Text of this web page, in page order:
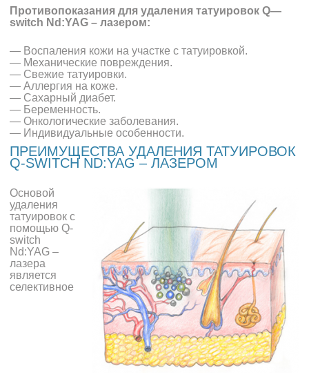
Противопоказания для удаления татуировокQ—
switch Nd :YAG – лазером:
— Воспаления кожи на участке с татуировкой.
— Механические повреждения.
— Свежие татуировки.
— Аллергия на коже.
— Сахарный диабет.
— Беременность.
— Онкологические заболевания.
— Индивидуальные особенности.
ПРЕИМУЩЕСТВА УДАЛЕНИЯ ТАТУИРОВОК
Q-SWITCH ND:YAG – ЛАЗЕРОМ
Основой
удаления
татуировок с
помощью Q-
switch
Nd:YAG –
лазера
является
селективное